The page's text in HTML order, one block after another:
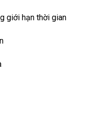
giới hạn thời gian